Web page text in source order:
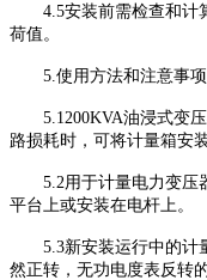
4.5安装前需检查和计算
荷值。
5.使用方法和注意事项
5.1200KVA油浸式变压
路损耗时，可将计量箱安
5.2用于计量电力变压
平台上或安装在电杆上。
5.3新安装运行中的计
然正转，无功电度表反转